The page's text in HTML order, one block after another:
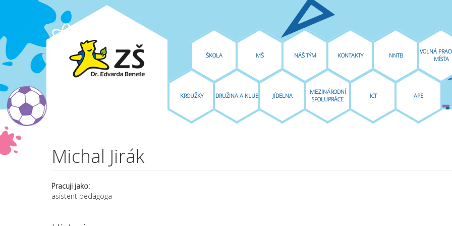
Přejít k hlavnímu obsahu
KROUŽKY
ŠKOLA
DRUŽINA A KLUB JÍDELNA
MEZINÁRODNÍ
SPOLUPRÁCE
NÁŠ TÝM KONTAKTY
ICT APE
MŠ NNTB
VOLNÁ
MÍSTA
Michal Jirák
Pracuji jako:
asistent pedagoga